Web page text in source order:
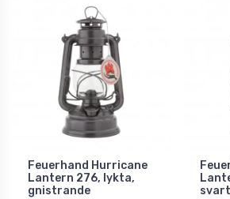
Feuerhand Hurricane
Lantern 276, lykta,
gnistrande
svart